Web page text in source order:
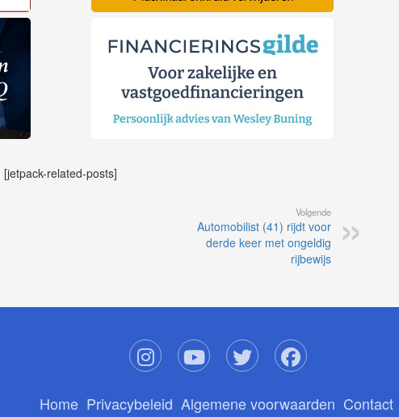
[jetpack-related-posts]
Volgende
Automobilist (41) rijdt voor
derde keer met ongeldig
rijbewijs
Home Privacybeleid Algemene voorwaarden Contact